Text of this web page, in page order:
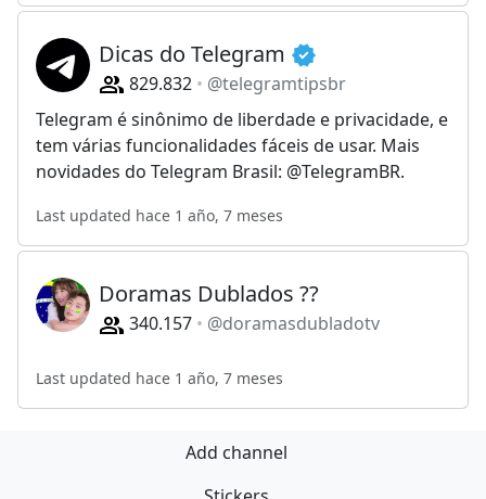
Dicas do Telegram
829.832
@telegramtipsbr
Telegram é sinônimo de liberdade e privacidade, e
tem várias funcionalidades fáceis de usar. Mais
novidades do Telegram Brasil: @TelegramBR.
Last updated hace 1 año, 7 meses
Doramas Dublados ??
340.157 @doramasdubladotv
Last updated hace 1 año, 7 meses
Add channel